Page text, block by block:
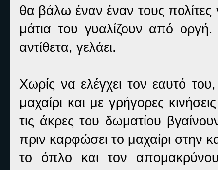
θα βάλω έναν έναν τους πολίτες
μάτια του γυαλίζουν από
αντίθετα, γελάει.
Χωρίς να ελέγχει τον εαυτό
μαχαίρι και με γρήγορες
τις άκρες του δωματίου
πριν καρφώσει το μαχαίρι στην
το όπλο και τον